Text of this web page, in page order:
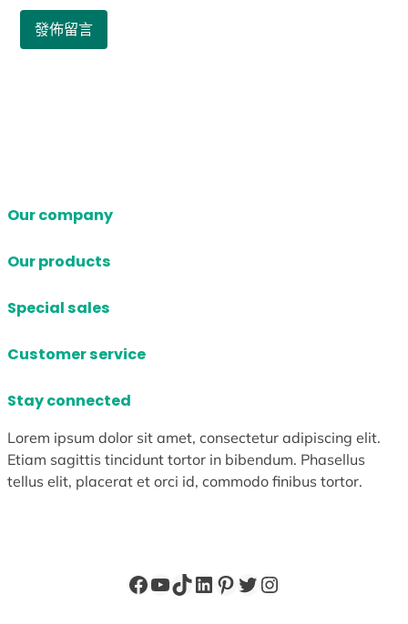
Our company
Our products
Special sales
Customer service
Stay connected
Lorem ipsum dolor sit amet, consectetur adipiscing elit.
Etiam sagittis tincidunt tortor in bibendum. Phasellus
tellus elit, placerat et orci id, commodo finibus tortor.
Facebook
YouTube
TikTok
LinkedIn
Pinterest
X Instagram